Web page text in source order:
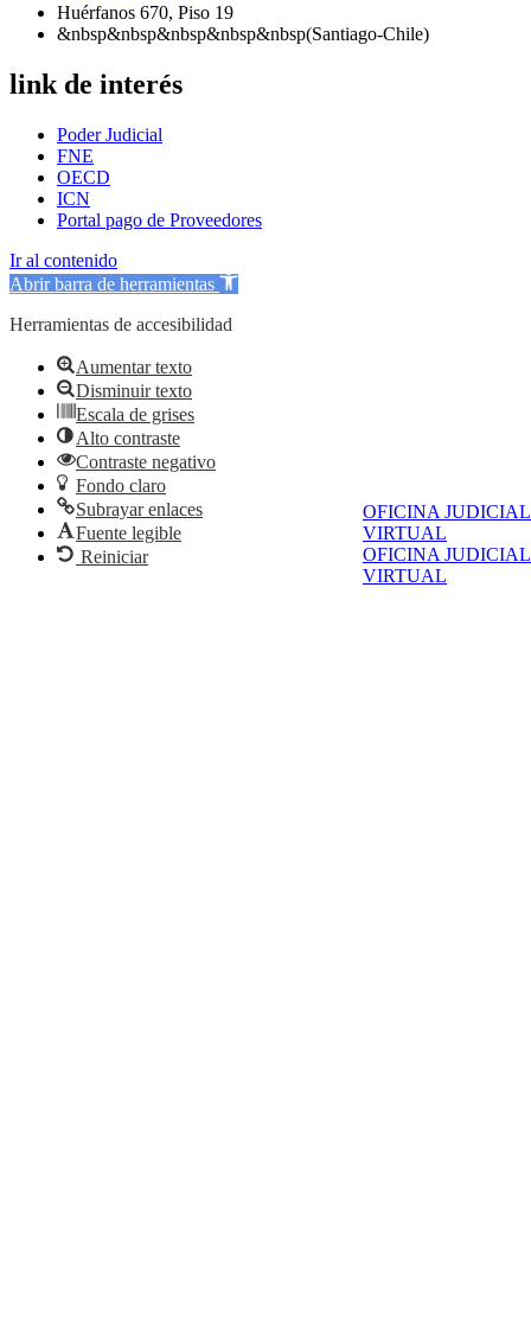
OFICINA JUDICIAL
VIRTUAL
OFICINA JUDICIAL
VIRTUAL
Huérfanos 670, Piso 19
&nbsp&nbsp&nbsp&nbsp&nbsp(Santiago-Chile)
link de interés
Poder Judicial
FNE
OECD
ICN
Portal pago de Proveedores
Ir al contenido
Abrir barra de herramientas
Herramientas de accesibilidad
Aumentar texto
Disminuir texto
Escala de grises
Alto contraste
Contraste negativo
Fondo claro
Subrayar enlaces
Fuente legible
Reiniciar